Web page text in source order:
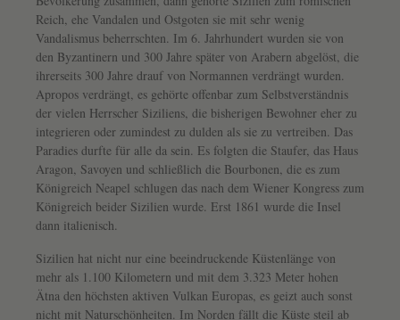
Reich, ehe Vandalen und Ostgoten sie mit sehr wenig
Vandalismus beherrschten. Im 6. Jahrhundert wurden sie von
den Byzantinern und 300 Jahre später von Arabern abgelöst, die
ihrerseits 300 Jahre drauf von Normannen verdrängt wurden.
Apropos verdrängt, es gehörte offenbar zum Selbstverständnis
der vielen Herrscher Siziliens, die bisherigen Bewohner eher zu
integrieren oder zumindest zu dulden als sie zu vertreiben. Das
Paradies durfte für alle da sein. Es folgten die Staufer, das Haus
Aragon, Savoyen und schließlich die Bourbonen, die es zum
Königreich Neapel schlugen das nach dem Wiener Kongress zum
Königreich beider Sizilien wurde. Erst 1861 wurde die Insel
dann italienisch.
Sizilien hat nicht nur eine beeindruckende Küstenlänge von
mehr als 1.100 Kilometern und mit dem 3.323 Meter hohen
Ätna den höchsten aktiven Vulkan Europas, es geizt auch sonst
nicht mit Naturschönheiten. Im Norden fällt die Küste steil ab